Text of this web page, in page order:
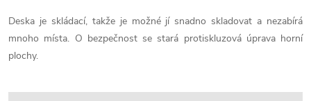
Deska je skládací, takže je možné jí snadno skladovat a nezabírá
mnoho místa. O bezpečnost se stará protiskluzová úprava horní
plochy.